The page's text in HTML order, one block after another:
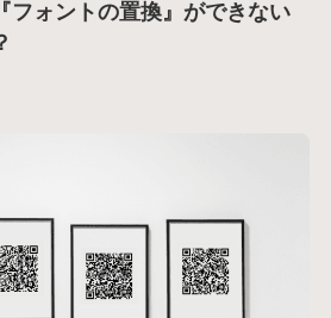
フォントの置換』ができない